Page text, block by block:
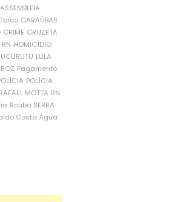
ASSEMBLEIA
CARAÚBAS
CRIME CRUZETA
HOMICÍDIO
LULA
Pagamento
POLÍCIA
RAFAEL MOTTA RN
Roubo SERRA
Costa Água